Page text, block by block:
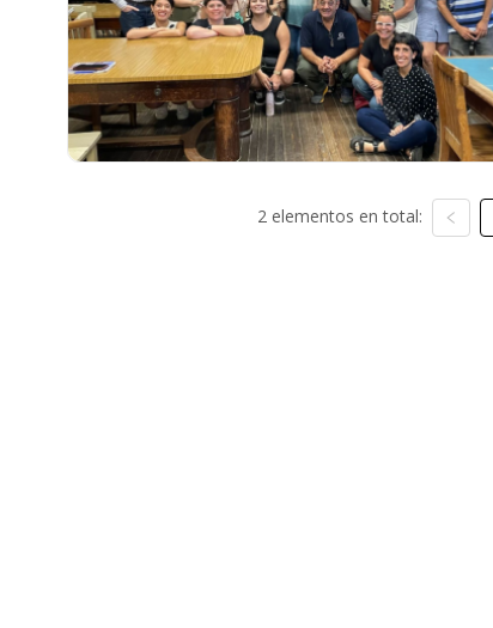
2 elementos en total: